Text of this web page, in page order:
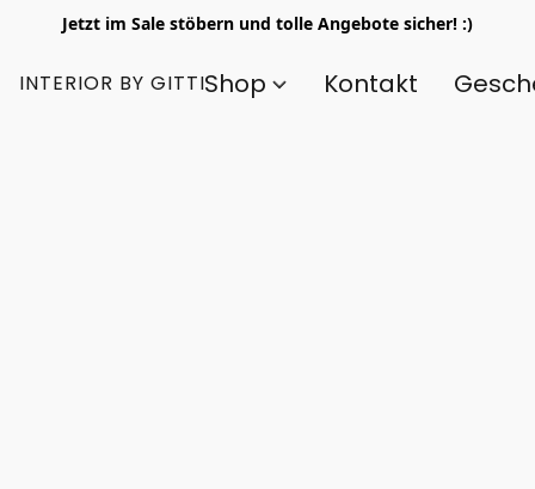
Jetzt im Sale stöbern und tolle Angebote sicher! :)
INTERIOR BY GITTIShop Kontakt